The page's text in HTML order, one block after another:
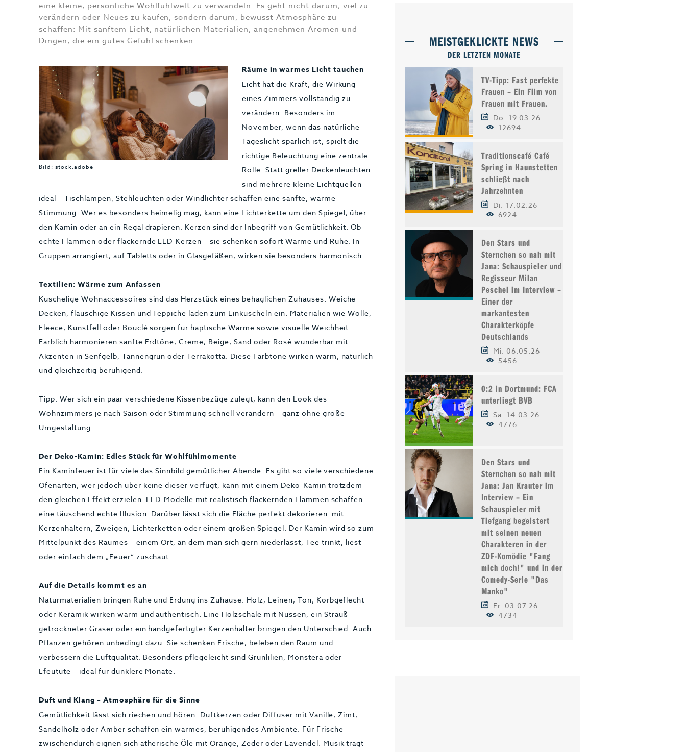
eine kleine, persönliche Wohlfühlwelt zu verwandeln. Es geht nicht darum, viel zu
verändern oder Neues zu kaufen, sondern darum, bewusst Atmosphäre zu
schaffen: Mit sanftem Licht, natürlichen Materialien, angenehmen Aromen und
Dingen, die ein gutes Gefühl schenken…
Bild: stock.adobe
Räume in warmes Licht tauchen
Licht hat die Kraft, die Wirkung
eines Zimmers vollständig zu
verändern. Besonders im
November, wenn das natürliche
Tageslicht spärlich ist, spielt die
richtige Beleuchtung eine zentrale
Rolle. Statt greller Deckenleuchten
sind mehrere kleine Lichtquellen
ideal – Tischlampen, Stehleuchten oder Windlichter schaffen eine sanfte, warme
Stimmung. Wer es besonders heimelig mag, kann eine Lichterkette um den Spiegel, über
den Kamin oder an ein Regal drapieren. Kerzen sind der Inbegriff von Gemütlichkeit. Ob
echte Flammen oder flackernde LED-Kerzen – sie schenken sofort Wärme und Ruhe. In
Gruppen arrangiert, auf Tabletts oder in Glasgefäßen, wirken sie besonders harmonisch.
Textilien: Wärme zum Anfassen
Kuschelige Wohnaccessoires sind das Herzstück eines behaglichen Zuhauses. Weiche
Decken, flauschige Kissen und Teppiche laden zum Einkuscheln ein. Materialien wie Wolle,
Fleece, Kunstfell oder Bouclé sorgen für haptische Wärme sowie visuelle Weichheit.
Farblich harmonieren sanfte Erdtöne, Creme, Beige, Sand oder Rosé wunderbar mit
Akzenten in Senfgelb, Tannengrün oder Terrakotta. Diese Farbtöne wirken warm, natürlich
und gleichzeitig beruhigend.
Tipp: Wer sich ein paar verschiedene Kissenbezüge zulegt, kann den Look des
Wohnzimmers je nach Saison oder Stimmung schnell verändern – ganz ohne große
Umgestaltung.
Der Deko-Kamin: Edles Stück für Wohlfühlmomente
Ein Kaminfeuer ist für viele das Sinnbild gemütlicher Abende. Es gibt so viele verschiedene
Ofenarten, wer jedoch über keine dieser verfügt, kann mit einem Deko-Kamin trotzdem
den gleichen Effekt erzielen. LED-Modelle mit realistisch flackernden Flammen schaffen
eine täuschend echte Illusion. Darüber lässt sich die Fläche perfekt dekorieren: mit
Kerzenhaltern, Zweigen, Lichterketten oder einem großen Spiegel. Der Kamin wird so zum
Mittelpunkt des Raumes – einem Ort, an dem man sich gern niederlässt, Tee trinkt, liest
oder einfach dem „Feuer“ zuschaut.
Auf die Details kommt es an
Naturmaterialien bringen Ruhe und Erdung ins Zuhause. Holz, Leinen, Ton, Korbgeflecht
oder Keramik wirken warm und authentisch. Eine Holzschale mit Nüssen, ein Strauß
getrockneter Gräser oder ein handgefertigter Kerzenhalter bringen den Unterschied. Auch
Pflanzen gehören unbedingt dazu. Sie schenken Frische, beleben den Raum und
verbessern die Luftqualität. Besonders pflegeleicht sind Grünlilien, Monstera oder
Efeutute – ideal für dunklere Monate.
Duft und Klang – Atmosphäre für die Sinne
Gemütlichkeit lässt sich riechen und hören. Duftkerzen oder Diffuser mit Vanille, Zimt,
Sandelholz oder Amber schaffen ein warmes, beruhigendes Ambiente. Für Frische
zwischendurch eignen sich ätherische Öle mit Orange, Zeder oder Lavendel. Musik trägt
MEISTGEKLICKTE NEWS
DER LETZTEN MONATE
TV-Tipp: Fast perfekte
Frauen – Ein Film von
Frauen mit Frauen.
Do. 19.03.26
12694
Traditionscafé Café
Spring in Haunstetten
schließt nach
Jahrzehnten
Di. 17.02.26
6924
Den Stars und
Sternchen so nah mit
Jana: Schauspieler und
Regisseur Milan
Peschel im Interview –
Einer der
markantesten
Charakterköpfe
Deutschlands
Mi. 06.05.26
5456
0:2 in Dortmund: FCA
unterliegt BVB
Sa. 14.03.26
4776
Den Stars und
Sternchen so nah mit
Jana: Jan Krauter im
Interview – Ein
Schauspieler mit
Tiefgang begeistert
mit seinen neuen
Charakteren in der
ZDF-Komödie "Fang
mich doch!" und in der
Comedy-Serie "Das
Manko"
Fr. 03.07.26
4734